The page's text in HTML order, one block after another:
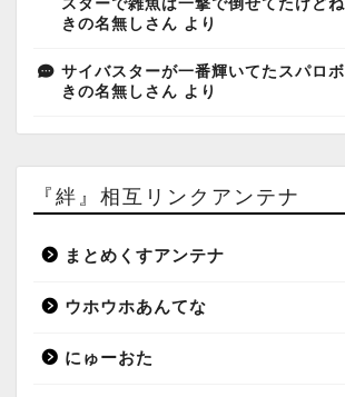
スターで雑魚は一撃で倒せてたけどね
きの名無しさん より
サイバスターが一番輝いてたスパロボ
きの名無しさん より
『絆』相互リンクアンテナ
まとめくすアンテナ
ウホウホあんてな
にゅーおた